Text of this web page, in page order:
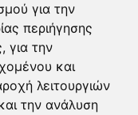
για την
περιήγησης
για την
και
λειτουργιών
την ανάλυση